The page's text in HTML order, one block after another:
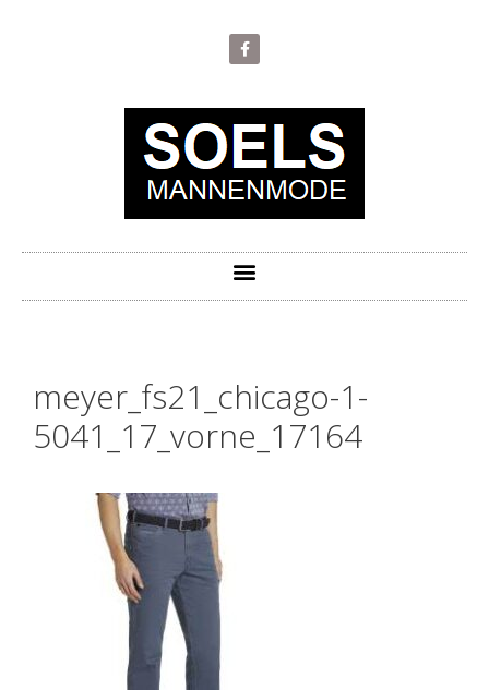
meyer_fs21_chicago-1-
5041_17_vorne_17164